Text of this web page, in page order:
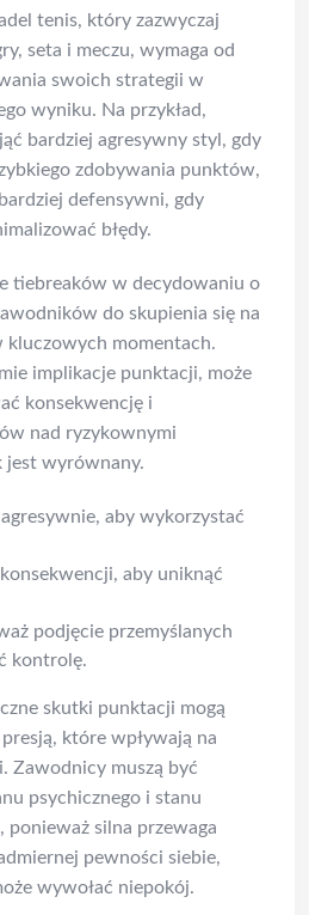
tenis, który zazwyczaj
seta i meczu, wymaga od
swoich strategii w
wyniku. Na przykład,
bardziej agresywny styl, gdy
zdobywania punktów,
defensywni, gdy
błędy.
tiebreaków w decydowaniu o
do skupienia się na
kluczowych momentach.
implikacje punktacji, może
konsekwencję i
nad ryzykownymi
jest wyrównany.
aby wykorzystać
konsekwencji, aby uniknąć
podjęcie przemyślanych
kontrolę.
skutki punktacji mogą
które wpływają na
Zawodnicy muszą być
psychicznego i stanu
silna przewaga
pewności siebie,
wywołać niepokój.